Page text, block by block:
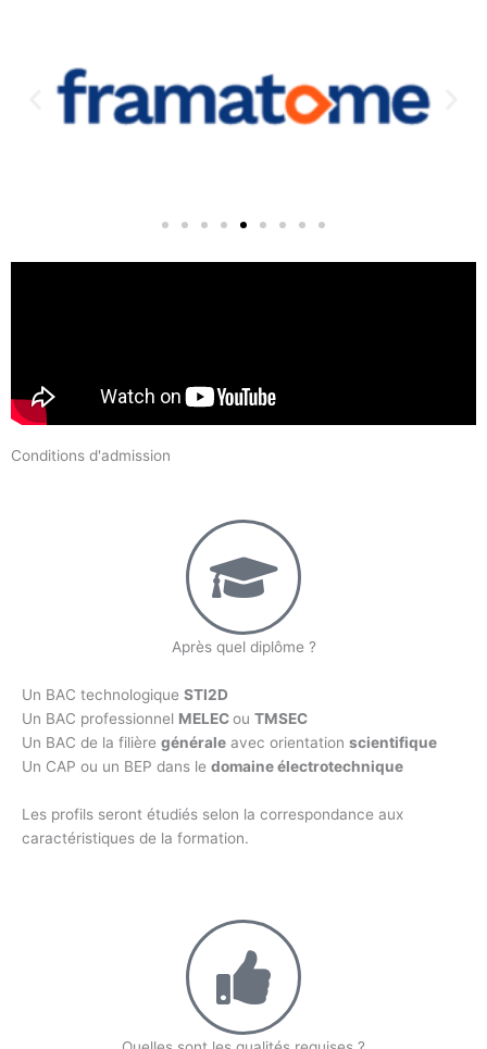
Conditions d'admission
Après quel diplôme ?
Un BAC technologique STI2D
Un BAC professionnel MELECou TMSEC
Un BAC de la filière générale avec orientation scientifique
Un CAP ou un BEP dans le domaine électrotechnique
Les profils seront étudiés selon la correspondance aux
caractéristiques de la formation.